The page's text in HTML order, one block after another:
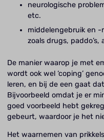
neurologische
etc.
middelengebruik en -
zoals drugs,
De manier waarop je met
wordt ook wel ‘coping’
leren, en bij de een gaat
Bijvoorbeeld omdat je er
goed voorbeeld hebt
gebeurt, waardoor je het
Het waarnemen van